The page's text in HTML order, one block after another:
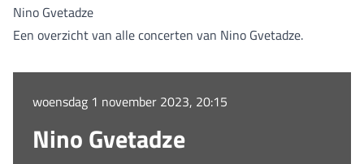
Nino Gvetadze
Een overzicht van alle concerten van Nino Gvetadze.
woensdag 1 november 2023, 20:15
Nino Gvetadze